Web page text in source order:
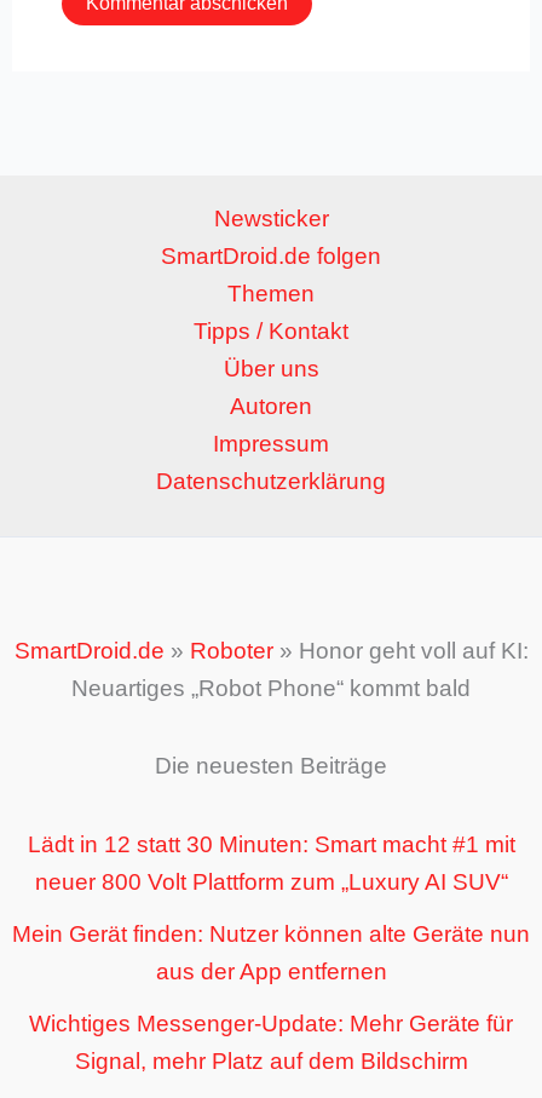
Newsticker
SmartDroid.de folgen
Themen
Tipps / Kontakt
Über uns
Autoren
Impressum
Datenschutzerklärung
SmartDroid.de » Roboter» Honor geht voll auf KI:
Neuartiges „Robot Phone“ kommt bald
Die neuesten Beiträge
Lädt in 12 statt 30 Minuten: Smart macht #1 mit
neuer 800 Volt Plattform zum „Luxury AI SUV“
Mein Gerät finden: Nutzer können alte Geräte nun
aus der App entfernen
Wichtiges Messenger-Update: Mehr Geräte für
Signal, mehr Platz auf dem Bildschirm